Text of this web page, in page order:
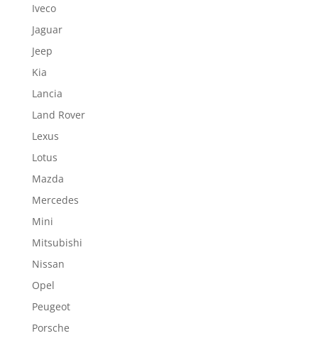
Iveco
Jaguar
Jeep
Kia
Lancia
Land Rover
Lexus
Lotus
Mazda
Mercedes
Mini
Mitsubishi
Nissan
Opel
Peugeot
Porsche